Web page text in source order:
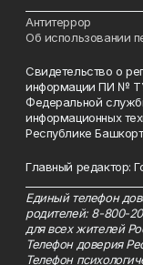
Антитеррор
Об использовании
Свидетельство о
информации ПИ №
Федеральной
информационных
Республике
Главный редактор:
Единый телефон
родителей: 8-800-
для всех жителей
Телефон доверия
Телефон